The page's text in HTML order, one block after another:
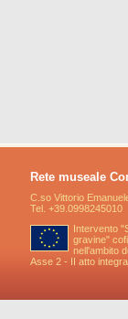
Rete museale
C.so Vittorio
Tel. +39.0998245010
Intervento
gravine"
nell'ambito
Asse 2 - II atto